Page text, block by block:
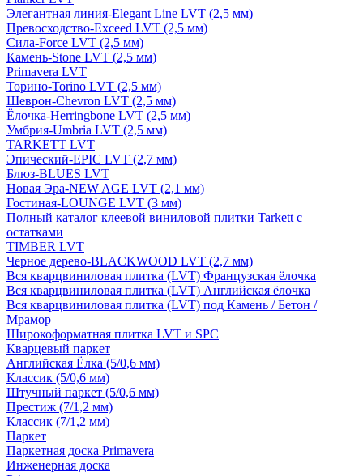
Элегантная линия-Elegant Line LVT (2,5 мм)
Превосходство-Exceed LVT (2,5 мм)
Сила-Force LVT (2,5 мм)
Камень-Stone LVT (2,5 мм)
Primavera LVT
Торино-Torino LVT (2,5 мм)
Шеврон-Chevron LVT (2,5 мм)
Ёлочка-Herringbone LVT (2,5 мм)
Умбрия-Umbria LVT (2,5 мм)
TARKETT LVT
Эпический-EPIC LVT (2,7 мм)
Блюз-BLUES LVT
Новая Эра-NEW AGE LVT (2,1 мм)
Гостиная-LOUNGE LVT (3 мм)
Полный каталог клеевой виниловой плитки Tarkett с
остатками
TIMBER LVT
Черное дерево-BLACKWOOD LVT (2,7 мм)
Вся кварцвиниловая плитка (LVT) Французская ёлочка
Вся кварцвиниловая плитка (LVT) Английская ёлочка
Вся кварцвиниловая плитка (LVT) под Камень / Бетон /
Мрамор
Широкоформатная плитка LVT и SPC
Кварцевый паркет
Английская Ёлка (5/0,6 мм)
Классик (5/0,6 мм)
Штучный паркет (5/0,6 мм)
Престиж (7/1,2 мм)
Классик (7/1,2 мм)
Паркет
Паркетная доска Primavera
Инженерная доска